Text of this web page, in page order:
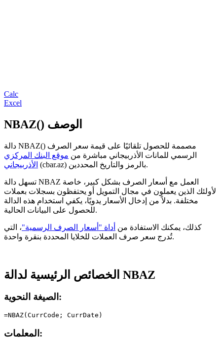
Calc
Excel
NBAZ() الوصف
دالة NBAZ() مصممة للحصول تلقائيًا على قيمة سعر الصرف
الرسمي للمانات الأذربيجاني مباشرة من موقع البنك المركزي
الأذربيجاني
(cbar.az) بالرمز والتاريخ المحددين.
تسهل دالة NBAZ العمل مع أسعار الصرف بشكل كبير، خاصة
لأولئك الذين يعملون في مجال التمويل أو يحتفظون بسجلات بعملات
مختلفة. بدلاً من إدخال الأسعار يدويًا، يكفي استخدام هذه الدالة
للحصول على البيانات الحالية.
كذلك، يمكنك الاستفادة من أداة "أسعار الصرف الرسمية"، التي
تُدرج سعر صرف العملات للخلايا المحددة بنقرة واحدة.
الخصائص الرئيسية لدالة NBAZ
الصيغة النحوية:
المعلمات: